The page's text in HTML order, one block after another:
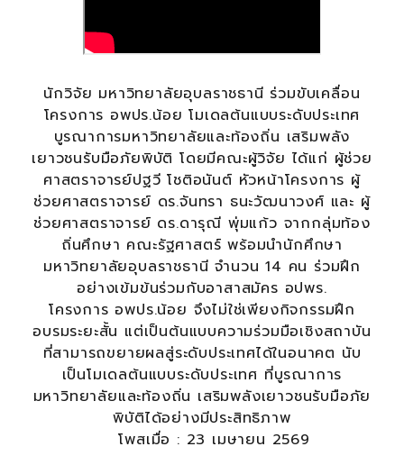
นักวิจัย มหาวิทยาลัยอุบลราชธานี ร่วมขับเคลื่อน
โครงการ อพปร.น้อย โมเดลต้นแบบระดับประเทศ
บูรณาการมหาวิทยาลัยและท้องถิ่น เสริมพลัง
เยาวชนรับมือภัยพิบัติ โดยมีคณะผู้วิจัย ได้แก่ ผู้ช่วย
ศาสตราจารย์ปฐวี โชติอนันต์ หัวหน้าโครงการ ผู้
ช่วยศาสตราจารย์ ดร.จันทรา ธนะวัฒนาวงศ์ และ ผู้
ช่วยศาสตราจารย์ ดร.ดารุณี พุ่มแก้ว จากกลุ่มท้อง
ถิ่นศึกษา คณะรัฐศาสตร์ พร้อมนำนักศึกษา
มหาวิทยาลัยอุบลราชธานี จำนวน 14 คน ร่วมฝึก
อย่างเข้มข้นร่วมกับอาสาสมัคร อปพร.
โครงการ อพปร.น้อย จึงไม่ใช่เพียงกิจกรรมฝึก
อบรมระยะสั้น แต่เป็นต้นแบบความร่วมมือเชิงสถาบัน
ที่สามารถขยายผลสู่ระดับประเทศได้ในอนาคต นับ
เป็นโมเดลต้นแบบระดับประเทศ ที่บูรณาการ
มหาวิทยาลัยและท้องถิ่น เสริมพลังเยาวชนรับมือภัย
พิบัติได้อย่างมีประสิทธิภาพ
โพสเมื่อ : 23 เมษายน 2569